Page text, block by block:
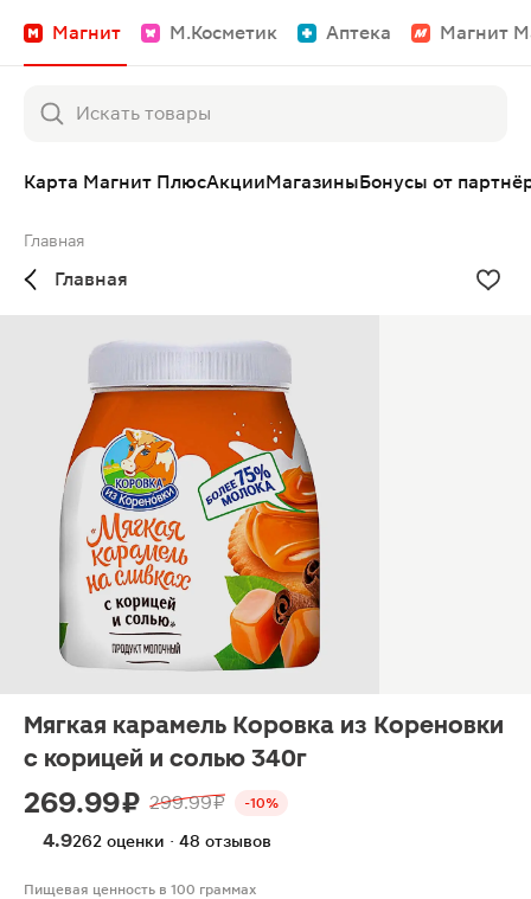
Магнит М.Косметик Аптека Магнит
Карта Магнит ПлюсАкцииМагазиныБонусы от
Главная
Главная
Мягкая карамель Коровка из Кореновки
с корицей и солью 340г
269.99 ₽ 299.99 ₽ -10%
4.9262 оценки · 48 отзывов
Пищевая ценность в 100 граммах